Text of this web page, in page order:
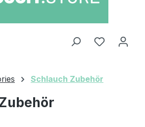
You have
Schlauch Zubehör